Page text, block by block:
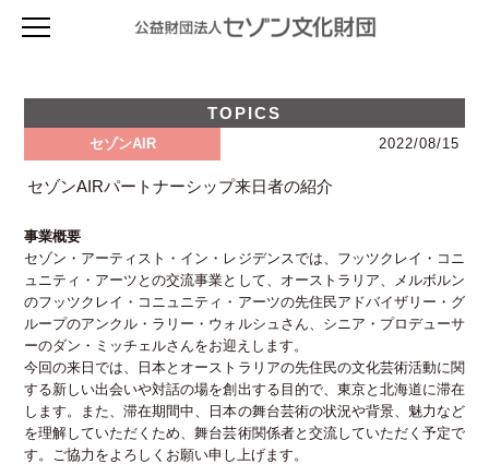
セゾン文化財団とは
財団の概要
創立者 堤清二について
フィナンシャル・レポート
寄付のお願い
アクセス
助成を受ける
プログラム概要
セゾン・フェロー( I / II ) 2027年度
申請手順 2027年度（セゾン・フェローI/II）
創造環境イノベーション 2027年度
国際プロジェクト支援 2027年度
次世代の芸術創造を活性化する研究助成 2027年度
海外リサーチ活動支援 2027年度
申請手順 2027年（サバティカル／創造環境イノベーション／
国際プロジェクト支援／研究助成／海外リサーチ活動支援）
募集要項 2027年度
お問い合わせ 2027年度
セゾン・アーティスト・イン・レジデンス 2026年度
フライト・グラント 2026年度
過去の事業検索(アーカイブ)
スタジオ概要
空き状況
施設詳細・資料
アクセス
ライブラリー
事業計画（プレスリリース）
アニュアル・レポート
アーカイブ
TOPICS & 最新情報
セゾンAIR
過去の事業検索
viewpoint バックナンバー
アニュアル・レポート
自主製作事業
寄付のお願い
法人賛助会員の募集
個人寄付のお願い
お問い合わせ
助成対象者向け書類ダウンロード
Mail News登録
サイト内検索
お問い合わせ
プライバシーポリシー
アクセス
TOPICS
セゾンAIR 2022/08/15
セゾンAIRパートナーシップ来日者の紹介
事業概要
セゾン・アーティスト・イン・レジデンスでは、フッツクレイ・コニ
ュニティ・アーツとの交流事業として、オーストラリア、メルボルン
のフッツクレイ・コニュニティ・アーツの先住民アドバイザリー・グ
ループのアンクル・ラリー・ウォルシュさん、シニア・プロデューサ
ーのダン・ミッチェルさんをお迎えします。
今回の来日では、日本とオーストラリアの先住民の文化芸術活動に関
する新しい出会いや対話の場を創出する目的で、東京と北海道に滞在
します。また、滞在期間中、日本の舞台芸術の状況や背景、魅力など
を理解していただくため、舞台芸術関係者と交流していただく予定で
す。ご協力をよろしくお願い申し上げます。